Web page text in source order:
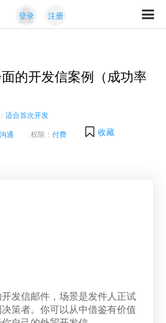
登录 注册
的开发信案例（成功率
适合首次开发
通 权限： 付费 收藏
发信邮件，场景是发件人正试
策者。你可以从中借鉴有价值